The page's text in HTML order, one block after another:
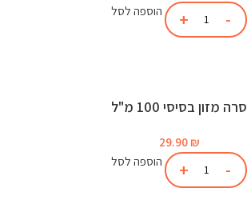
הוספה לסל
סרה מזון בסיסי 100 מ"ל
29.90 ₪
הוספה לסל